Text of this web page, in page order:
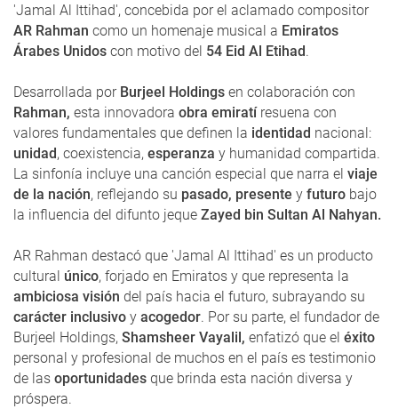
'Jamal Al Ittihad', concebida por el aclamado compositor
AR Rahman como un homenaje musical a Emiratos
Árabes Unidos con motivo del 54 Eid Al Etihad.
Desarrollada por Burjeel Holdings en colaboración con
Rahman, esta innovadora obra emiratí resuena con
valores fundamentales que definen la identidad nacional:
unidad, coexistencia, esperanza y humanidad compartida.
La sinfonía incluye una canción especial que narra el viaje
de la nación, reflejando su pasado, presente y futuro bajo
la influencia del difunto jeque Zayed bin Sultan Al Nahyan.
AR Rahman destacó que 'Jamal Al Ittihad' es un producto
cultural único, forjado en Emiratos y que representa la
ambiciosa visión del país hacia el futuro, subrayando su
carácter inclusivo y acogedor. Por su parte, el fundador de
Burjeel Holdings, Shamsheer Vayalil, enfatizó que el éxito
personal y profesional de muchos en el país es testimonio
de las oportunidades que brinda esta nación diversa y
próspera.